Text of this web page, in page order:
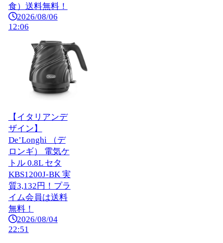
食）送料無料！
2026/08/06
12:06
【イタリアンデ
ザイン】
De’Longhi （デ
ロンギ） 電気ケ
トル 0.8L セタ
KBS1200J-BK 実
質3,132円！プラ
イム会員は送料
無料！
2026/08/04
22:51